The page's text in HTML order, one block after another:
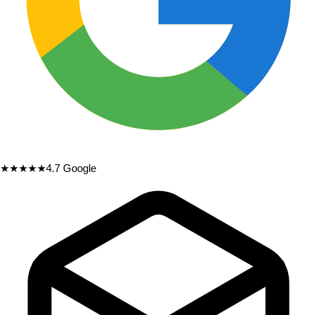
★★★★★4.7 Google